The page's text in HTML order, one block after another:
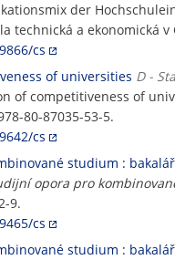
der
technická a ekonomická
cs
of universities D -
of competitiveness of
80-87035-53-5.
cs
studium :
opora pro
9.
cs
studium :